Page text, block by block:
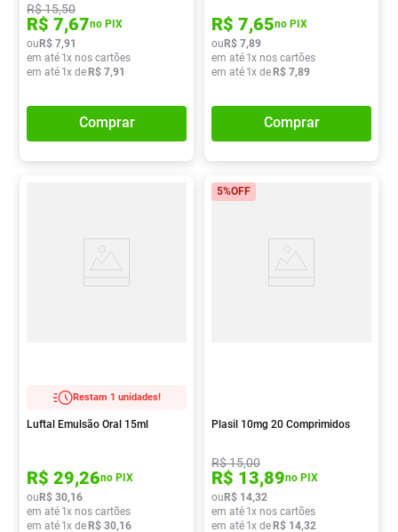
R$15,50
R$ 7,67no PIX
ouR$ 7,91
em até 1x nos cartões
em até 1x deR$ 7,91
Comprar
R$ 7,65no PIX
ouR$ 7,89
em até 1x nos cartões
em até 1x deR$ 7,89
Comprar
Restam 1 unidades!
Luftal Emulsão Oral 15ml
R$ 29,26no PIX
ouR$ 30,16
em até 1x nos cartões
em até 1x deR$ 30,16
5%OFF
Plasil 10mg 20 Comprimidos
R$15,00
R$ 13,89no PIX
ouR$ 14,32
em até 1x nos cartões
em até 1x deR$ 14,32